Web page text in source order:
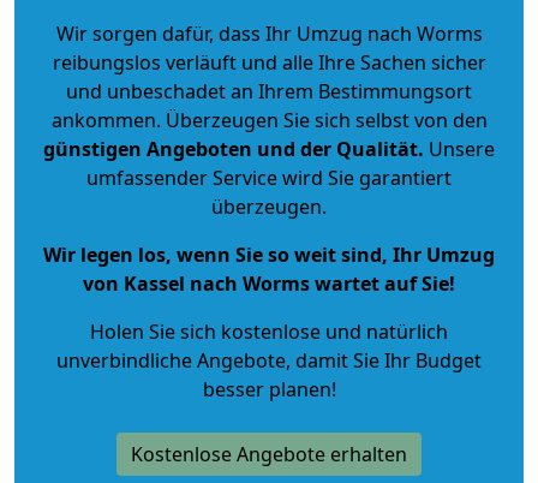
Wir sorgen dafür, dass Ihr Umzug nach Worms
reibungslos verläuft und alle Ihre Sachen sicher
und unbeschadet an Ihrem Bestimmungsort
ankommen. Überzeugen Sie sich selbst von den
günstigen Angeboten und der Qualität. Unsere
umfassender Service wird Sie garantiert
überzeugen.
Wir legen los, wenn Sie so weit sind, Ihr Umzug
von Kassel nach Worms wartet auf Sie!
Holen Sie sich kostenlose und natürlich
unverbindliche Angebote, damit Sie Ihr Budget
besser planen!
Kostenlose Angebote erhalten